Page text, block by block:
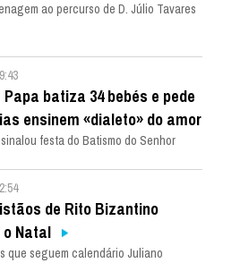
ao percurso de D. Júlio Tavares
batiza 34 bebés e pede
ensinem «dialeto» do amor
festa do Batismo do Senhor
de Rito Bizantino
Natal
que seguem calendário Juliano